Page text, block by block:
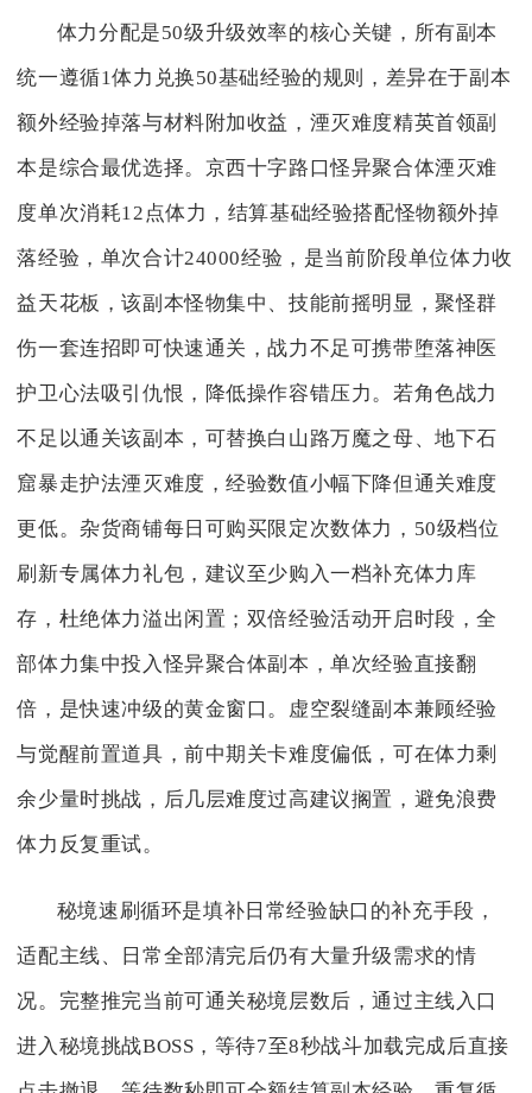
体力分配是50级升级效率的核心关键，所有副本
统一遵循1体力兑换50基础经验的规则，差异在于副本
额外经验掉落与材料附加收益，湮灭难度精英首领副
本是综合最优选择。京西十字路口怪异聚合体湮灭难
度单次消耗12点体力，结算基础经验搭配怪物额外掉
落经验，单次合计24000经验，是当前阶段单位体力收
益天花板，该副本怪物集中、技能前摇明显，聚怪群
伤一套连招即可快速通关，战力不足可携带堕落神医
护卫心法吸引仇恨，降低操作容错压力。若角色战力
不足以通关该副本，可替换白山路万魔之母、地下石
窟暴走护法湮灭难度，经验数值小幅下降但通关难度
更低。杂货商铺每日可购买限定次数体力，50级档位
刷新专属体力礼包，建议至少购入一档补充体力库
存，杜绝体力溢出闲置；双倍经验活动开启时段，全
部体力集中投入怪异聚合体副本，单次经验直接翻
倍，是快速冲级的黄金窗口。虚空裂缝副本兼顾经验
与觉醒前置道具，前中期关卡难度偏低，可在体力剩
余少量时挑战，后几层难度过高建议搁置，避免浪费
体力反复重试。
秘境速刷循环是填补日常经验缺口的补充手段，
适配主线、日常全部清完后仍有大量升级需求的情
况。完整推完当前可通关秘境层数后，通过主线入口
进入秘境挑战BOSS，等待7至8秒战斗加载完成后直接